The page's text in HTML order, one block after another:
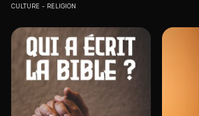
CULTURE RELIGION